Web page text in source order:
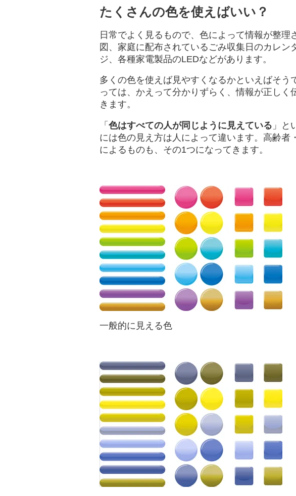
たくさんの色を使えばいい？
日常でよく見るもので、色によって情報が整
図、家庭に配布されているごみ収集日のカレン
ジ、各種家電製品のLEDなどがあります。
多くの色を使えば見やすくなるかといえばそう
っては、かえって分かりずらく、情報が正しく
きます。
「 色はすべての人が同じように見えている 」と
には色の見え方は人によって違います。高齢
によるものも、その1つになってきます。
一般的に見える色